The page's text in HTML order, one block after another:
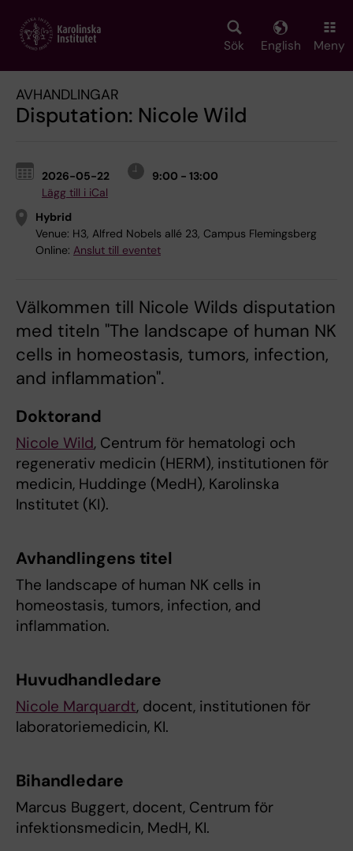
main
Sök English Meny
AVHANDLINGAR
Disputation: Nicole Wild
2026-05-22
9:00 - 13:00
Lägg till i iCal
Hybrid
Venue: H3, Alfred Nobels allé 23, Campus Flemingsberg
Online: Anslut till eventet
Välkommen till Nicole Wilds disputation
med titeln "The landscape of human NK
cells in homeostasis, tumors, infection,
and inflammation".
Doktorand
Nicole Wild, Centrum för hematologi och
regenerativ medicin (HERM), institutionen för
medicin, Huddinge (MedH), Karolinska
Institutet (KI).
Avhandlingens titel
The landscape of human NK cells in
homeostasis, tumors, infection, and
inflammation.
Huvudhandledare
Nicole Marquardt, docent, institutionen för
laboratoriemedicin, KI.
Bihandledare
Marcus Buggert, docent, Centrum för
infektionsmedicin, MedH, KI.